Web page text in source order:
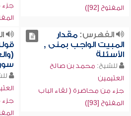
المفتوح [92])
جزء
الفهرس:مقدار
المبيت الواجب بمنى ,
الأسئلة
للشيخ: محمد بن صالح
العثيمين
جزء من محاضرة ( لقاء الباب
المفتوح [93])
جزء